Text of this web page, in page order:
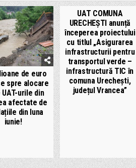
de euro
spre alocare
urile din
afectate de
din luna
iunie!
UAT COMUNA
URECHEȘTI anunță
începerea proiectului
cu titlul „Asigurarea
infrastructurii pentru
transportul verde –
infrastructură TIC în
comuna Urechești,
județul Vrancea”